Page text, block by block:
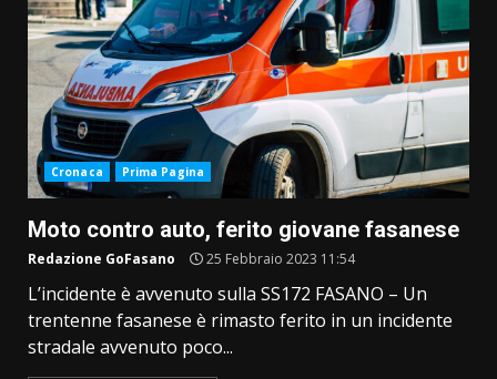
Cronaca Prima Pagina
Moto contro auto, ferito giovane fasanese
Redazione GoFasano 25 Febbraio 2023 11:54
L’incidente è avvenuto sulla SS172 FASANO – Un
trentenne fasanese è rimasto ferito in un incidente
stradale avvenuto poco...